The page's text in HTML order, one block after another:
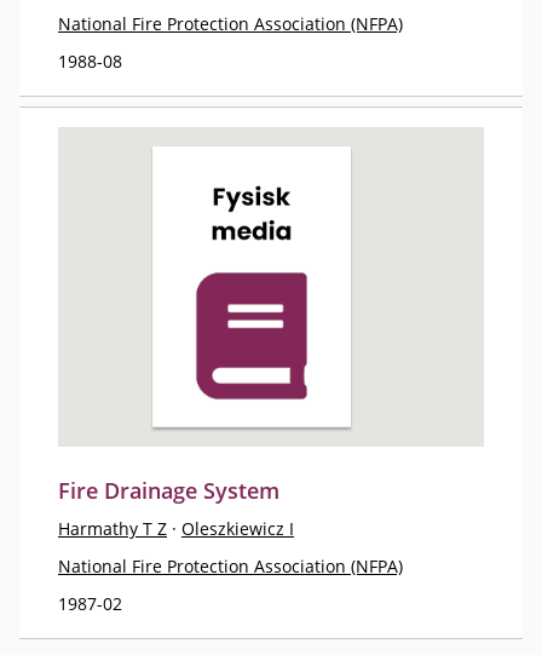
National Fire Protection Association (NFPA)
1988-08
Fire Drainage System
Harmathy T Z · Oleszkiewicz I
National Fire Protection Association (NFPA)
1987-02